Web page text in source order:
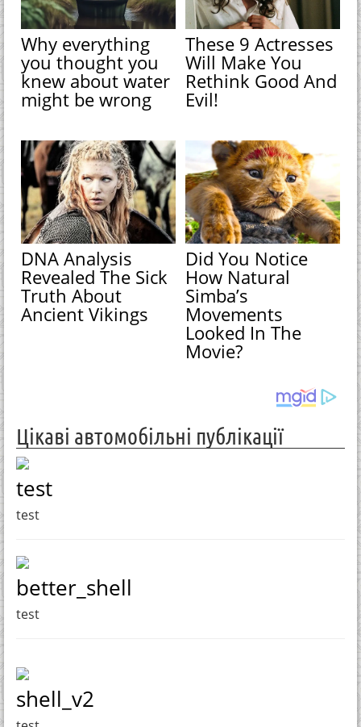
Why everything
you thought you
knew about water
might be wrong
These 9 Actresses
Will Make You
Rethink Good And
Evil!
DNA Analysis
Revealed The Sick
Truth About
Ancient Vikings
Did You Notice
How Natural
Simba’s
Movements
Looked In The
Movie?
Цікаві автомобільні публікації
test
test
better_shell
test
shell_v2